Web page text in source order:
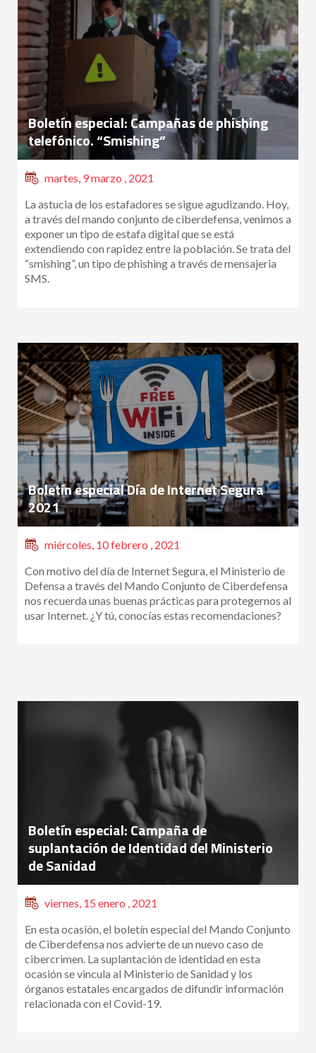
Boletín especial: Campañas de phishing
telefónico. “Smishing”
martes, 9 marzo , 2021
La astucia de los estafadores se sigue agudizando. Hoy,
a través del mando conjunto de ciberdefensa, venimos a
exponer un tipo de estafa digital que se está
extendiendo con rapidez entre la población. Se trata del
“smishing”, un tipo de phishing a través de mensajeria
SMS.
Boletín especial Día de Internet Segura
2021
miércoles, 10 febrero , 2021
Con motivo del día de Internet Segura, el Ministerio de
Defensa a través del Mando Conjunto de Ciberdefensa
nos recuerda unas buenas prácticas para protegernos al
usar Internet. ¿Y tú, conocías estas recomendaciones?
Boletín especial: Campaña de
suplantación de Identidad del Ministerio
de Sanidad
viernes, 15 enero , 2021
En esta ocasión, el boletín especial del Mando Conjunto
de Ciberdefensa nos advierte de un nuevo caso de
cibercrimen. La suplantación de identidad en esta
ocasión se vincula al Ministerio de Sanidad y los
órganos estatales encargados de difundir información
relacionada con el Covid-19.